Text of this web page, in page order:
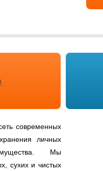
современных
личных
Мы
сухих и чистых